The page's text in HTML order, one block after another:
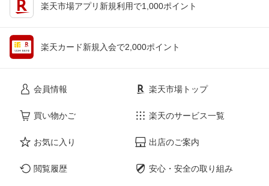
楽天市場アプリ新規利用で1,000ポイント
楽天カード新規入会で2,000ポイント
会員情報
買い物かご
お気に入り
閲覧履歴
楽天市場トップ
楽天のサービス一覧
出店のご案内
安心・安全の取り組み